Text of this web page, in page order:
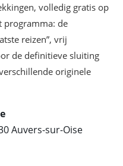
volledig gratis op
programma: de
reizen”, vrij
de definitieve sluiting
originele
Auvers-sur-Oise